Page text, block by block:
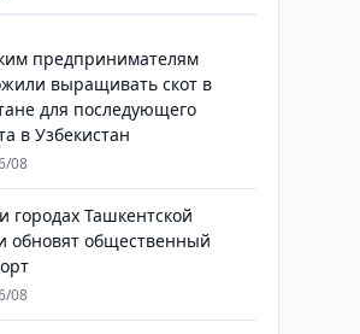
предпринимателям
выращивать скот в
для последующего
в Узбекистан
08
городах Ташкентской
обновят общественный
08